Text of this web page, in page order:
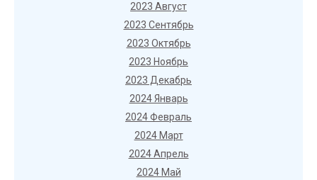
2023 Август
2023 Сентябрь
2023 Октябрь
2023 Ноябрь
2023 Декабрь
2024 Январь
2024 Февраль
2024 Март
2024 Апрель
2024 Май